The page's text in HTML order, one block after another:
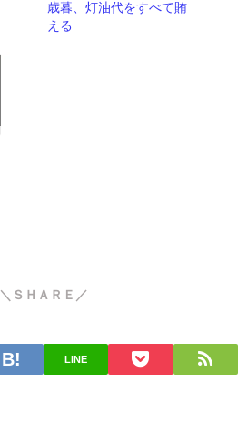
歳暮、灯油代をすべて賄
える
＼ＳＨＡＲＥ／
LINE